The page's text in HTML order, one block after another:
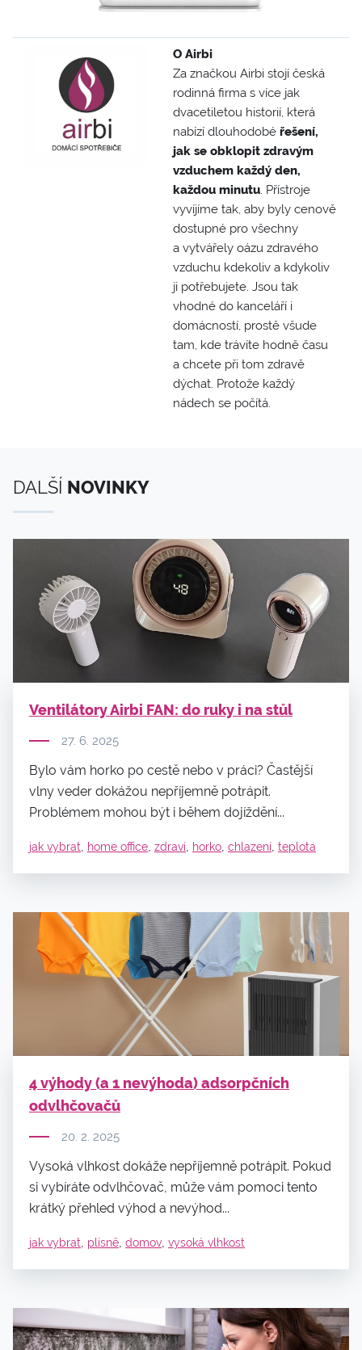
O Airbi
Za značkou Airbi stojí česká
rodinná firma s více jak
dvacetiletou historií, která
nabízí dlouhodobé řešení,
jak se obklopit zdravým
vzduchem každý den,
každou minutu . Přístroje
vyvíjíme tak, aby byly cenově
dostupné pro všechny
a vytvářely oázu zdravého
vzduchu kdekoliv a kdykoliv
ji potřebujete. Jsou tak
vhodné do kanceláří i
domácností, prostě všude
tam, kde trávíte hodně času
a chcete při tom zdravě
dýchat. Protože každý
nádech se počítá.
DALŠÍ NOVINKY
Ventilátory Airbi FAN: do ruky i na stůl
27. 6. 2025
Bylo vám horko po cestě nebo v práci? Častější
vlny veder dokážou nepříjemně potrápit.
Problémem mohou být i během dojíždění...
jak vybrat home office zdraví horko chlazení teplota
4 výhody (a 1 nevýhoda) adsorpčních
odvlhčovačů
20. 2. 2025
Vysoká vlhkost dokáže nepříjemně potrápit. Pokud
si vybíráte odvlhčovač, může vám pomoci tento
krátký přehled výhod a nevýhod...
jak vybrat plísně domov vysoká vlhkost